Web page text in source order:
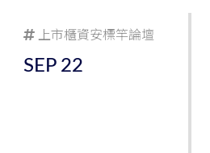
上市櫃資安標竿論壇
SEP 22